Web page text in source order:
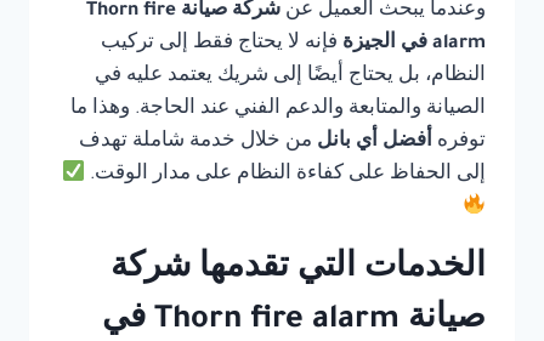
وعندما يبحث العميل عن
شركة صيانة Thorn fire
alarm في الجيزة
فإنه لا يحتاج فقط إلى تركيب
النظام، بل يحتاج أيضًا إلى شريك يعتمد عليه في
الصيانة والمتابعة والدعم الفني عند الحاجة. وهذا ما
توفره أفضل أي بانل من خلال خدمة شاملة تهدف
إلى الحفاظ على كفاءة النظام على مدار الوقت.
الخدمات التي تقدمها شركة
صيانة Thorn fire alarm في